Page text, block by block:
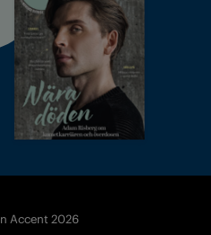
Accent 2026